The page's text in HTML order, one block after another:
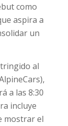
como
aspira a
un
al
a las 8:30
incluye
mostrar el